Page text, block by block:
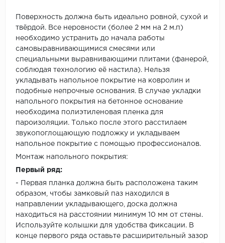
Поверхность должна быть идеально ровной, сухой и
твёрдой. Все неровности (более 2 мм на 2 м.п)
необходимо устранить до начала работы
самовыравнивающимися смесями или
специальными выравнивающими плитами (фанерой,
соблюдая технологию её настила). Нельзя
укладывать напольное покрытие на ковролин и
подобные непрочные основания. В случае укладки
напольного покрытия на бетонное основание
необходима полиэтиленовая пленка для
пароизоляции. Только после этого расстилаем
звукопоглощающую подложку и укладываем
напольное покрытие с помощью профессионалов.
Монтаж напольного покрытия:
Первый ряд:
- Первая планка должна быть расположена таким
образом, чтобы замковый паз находился в
направлении укладывающего, доска должна
находиться на расстоянии минимум 10 мм от стены.
Используйте колышки для удобства фиксации. В
конце первого ряда оставьте расширительный зазор